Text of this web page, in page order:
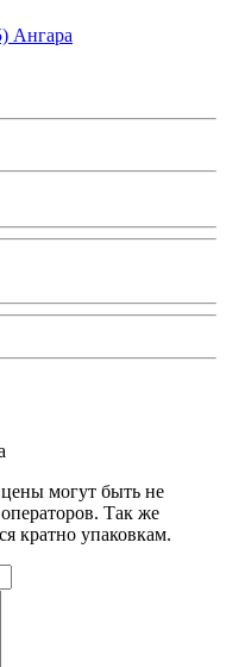
могут быть не
Так же
кратно упаковкам.